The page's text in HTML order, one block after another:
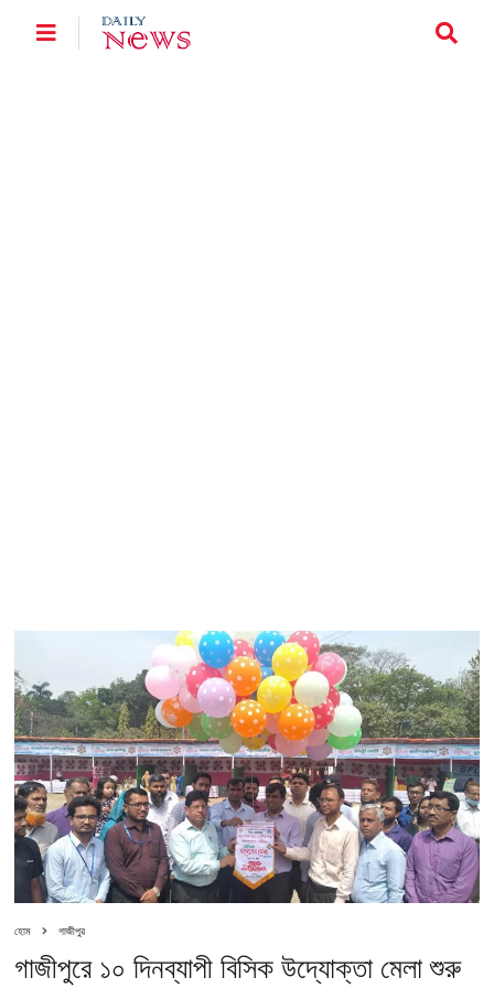
হোম গাজীপুর
গাজীপুরে ১০ দিনব্যাপী বিসিক উদ্যোক্তা মেলা শুরু